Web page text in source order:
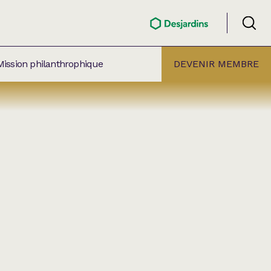
philanthrophique DEVENIR MEMBRE